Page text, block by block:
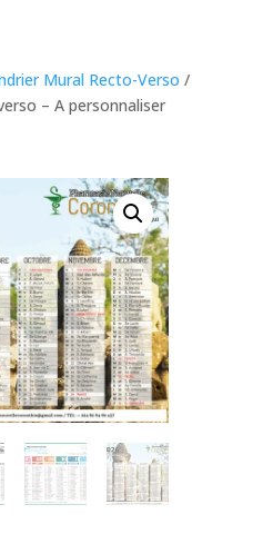
Mural Recto-Verso /
– A personnaliser